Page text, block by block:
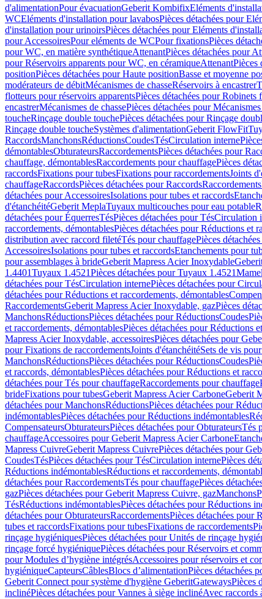
d'alimentationPour évacuationGeberit KombifixEléments
WCEléments d'installation pour lavabosPièces détachées pour
d'installation pour urinoirsPièces détachées pour Eléments
pour AccessoiresPour eléments de WCPour fixationsPièces
pour WC, en matière synthétiqueAttenantPièces détachées pour
pour Réservoirs apparents pour WC, en céramiqueAttenantPièces
positionPièces détachées pour Haute positionBasse et moyenne
modérateurs de débitMécanismes de chasseRéservoirs à encastrer
flotteurs pour réservoirs apparentsPièces détachées pour
encastrerMécanismes de chassePièces détachées pour
toucheRinçage double touchePièces détachées pour Rinçage
Rinçage double toucheSystèmes d'alimentationGeberit FlowFit
RaccordsManchonsRéductionsCoudesTésCirculation interne
démontablesObturateursRaccordementsPièces détachées pour
chauffage, démontablesRaccordements pour chauffagePièces
raccordsFixations pour tubesFixations pour raccordementsJoints
chauffageRaccordsPièces détachées pour RaccordsRaccordements
détachées pour AccessoiresIsolations pour tubes et raccords
d'étanchéitéGeberit MeplaTuyaux multicouches pour eau potable
détachées pour ÉquerresTésPièces détachées pour TésCirculation
raccordements, démontablesPièces détachées pour Réductions et
distribution avec raccord filetéTés pour chauffagePièces
AccessoiresIsolations pour tubes et raccordsEtanchements pour
pour assemblages à brideGeberit Mapress Acier Inoxydable
1.4401Tuyaux 1.4521Pièces détachées pour Tuyaux 1.4521
détachées pour TésCirculation internePièces détachées pour
détachées pour Réductions et raccordements, démontables
RaccordementsGeberit Mapress Acier Inoxydable, gazPièces
ManchonsRéductionsPièces détachées pour RéductionsCoudes
et raccordements, démontablesPièces détachées pour Réductions
Mapress Acier Inoxydable, accessoiresPièces détachées pour
pour Fixations de raccordementsJoints d'étanchéitéSets de vis
ManchonsRéductionsPièces détachées pour RéductionsCoudes
et raccords, démontablesPièces détachées pour Réductions et
détachées pour Tés pour chauffageRaccordements pour chauffage
brideFixations pour tubesGeberit Mapress Acier CarboneGeberit
détachées pour ManchonsRéductionsPièces détachées pour
indémontablesPièces détachées pour Réductions indémontables
CompensateursObturateursPièces détachées pour ObturateursTés
chauffageAccessoires pour Geberit Mapress Acier Carbone
Mapress CuivreGeberit Mapress CuivrePièces détachées pour
CoudesTésPièces détachées pour TésCirculation internePièces
Réductions indémontablesRéductions et raccordements,
détachées pour RaccordementsTés pour chauffagePièces
gazPièces détachées pour Geberit Mapress Cuivre, gazManchons
TésRéductions indémontablesPièces détachées pour Réductions
détachées pour ObturateursRaccordementsPièces détachées pour
tubes et raccordsFixations pour tubesFixations de raccordements
rinçage hygiéniquesPièces détachées pour Unités de rinçage
rinçage forcé hygiéniquePièces détachées pour Réservoirs et
pour Modules d’hygiène intégrésAccessoires pour réservoirs et
hygiéniqueCapteursCâblesBlocs d’alimentationPièces détachées
Geberit Connect pour système d'hygiène GeberitGatewaysPièces
inclinéPièces détachées pour Vannes à siège inclinéAvec raccords